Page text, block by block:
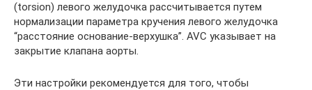
(torsion) левого желудочка рассчитывается путем
нормализации параметра кручения левого желудочка
“расстояние основание-верхушка”. AVC указывает на
закрытие клапана аорты.
Эти настройки рекомендуется для того, чтобы